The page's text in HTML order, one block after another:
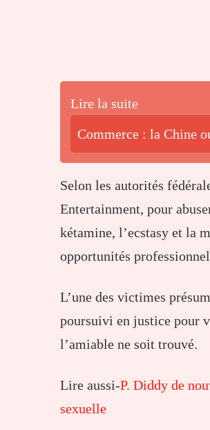
Lire la suite
Commerce : la Chine
Selon les autorités
Entertainment, pour
kétamine, l’ecstasy et la
opportunités
L’une des victimes
poursuivi en justice pour
l’amiable ne soit trouvé.
Lire aussi-P. Diddy de
sexuelle